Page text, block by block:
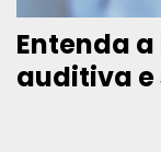
Entenda
auditiva